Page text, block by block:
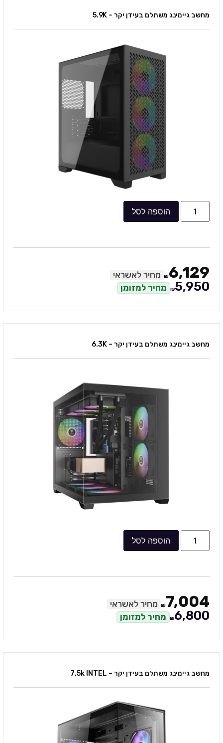
מחשב גיימינג משתלם בעידן יקר – 5.9K
הוספה לסל
₪6,129 מחיר לאשראי
₪5,950 מחיר למזומן
מחשב גיימינג משתלם בעידן יקר – 6.3K
הוספה לסל
₪7,004 מחיר לאשראי
₪6,800 מחיר למזומן
מחשב גיימינג משתלם בעידן יקר – 7.5k INTEL